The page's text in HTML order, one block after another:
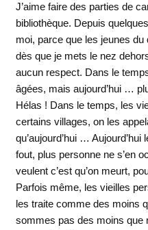
J’aime faire des parties de
bibliothèque. Depuis
moi, parce que les jeunes
dès que je mets le nez
aucun respect. Dans le
âgées, mais aujourd’hui …
Hélas ! Dans le temps, les
certains villages, on les
qu’aujourd’hui …
fout, plus personne ne s’en
veulent c’est qu’on meurt,
Parfois même, les vieilles
les traite comme des moins
sommes pas des moins que